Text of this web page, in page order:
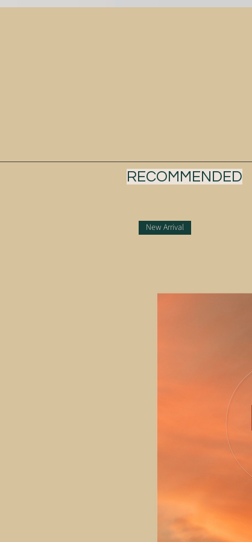
RECOMMENDED
New Arrival